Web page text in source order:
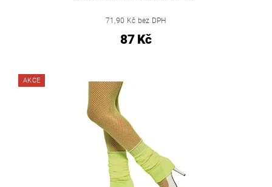
71,90 Kč bez DPH
87 Kč
AKCE